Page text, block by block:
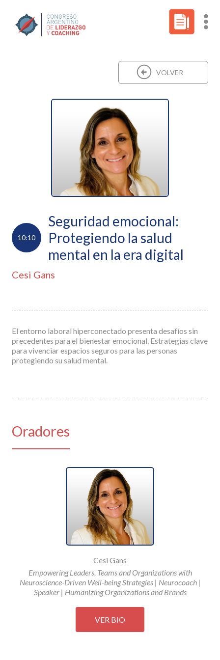
VOLVER
10:10
Seguridad emocional:
Protegiendo la salud
mental en la era digital
Cesi Gans
El entorno laboral hiperconectado presenta desafíos sin
precedentes para el bienestar emocional. Estrategias clave
para vivenciar espacios seguros para las personas
protegiendo su salud mental.
Oradores
Cesi Gans
Empowering Leaders, Teams and Organizations with
Neuroscience-Driven Well-being Strategies | Neurocoach |
Speaker | Humanizing Organizations and Brands
VER BIO